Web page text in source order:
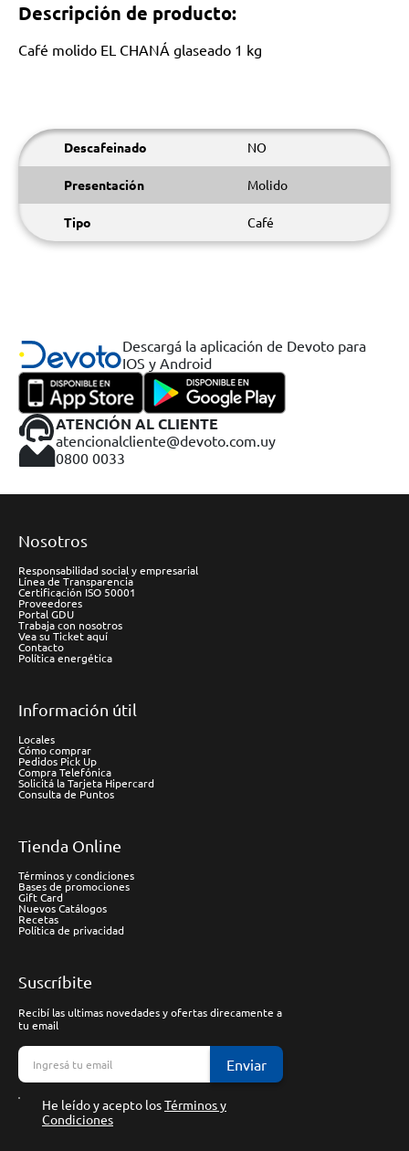
Descripción de producto:
Café molido EL CHANÁ glaseado 1 kg
Descafeinado NO
Presentación Molido
Tipo Café
Descargá la aplicación de Devoto para
IOS y Android
ATENCIÓN AL CLIENTE
atencionalcliente@devoto.com.uy
0800 0033
Nosotros
Responsabilidad social y empresarial
Línea de Transparencia
Certificación ISO 50001
Proveedores
Portal GDU
Trabaja con nosotros
Vea su Ticket aquí
Contacto
Política energética
Información útil
Locales
Cómo comprar
Pedidos Pick Up
Compra Telefónica
Solicitá la Tarjeta Hipercard
Consulta de Puntos
Tienda Online
Términos y condiciones
Bases de promociones
Gift Card
Nuevos Catálogos
Recetas
Política de privacidad
Suscríbite
Recibí las ultimas novedades y ofertas direcamente a
tu email
Enviar
He leído y acepto losTérminos y
Condiciones